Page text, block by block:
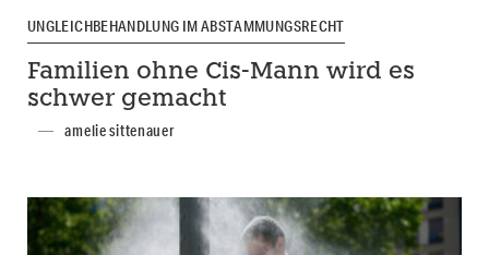
UNGLEICHBEHANDLUNG IM ABSTAMMUNGSRECHT
Familien ohne Cis-Mann wird es
schwer gemacht
amelie sittenauer